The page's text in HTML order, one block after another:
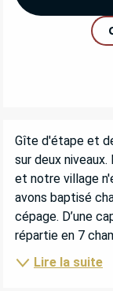
Gîte d'étape et
sur deux
et notre village
avons baptisé
cépage. D’une
répartie en 7
Lire la suite